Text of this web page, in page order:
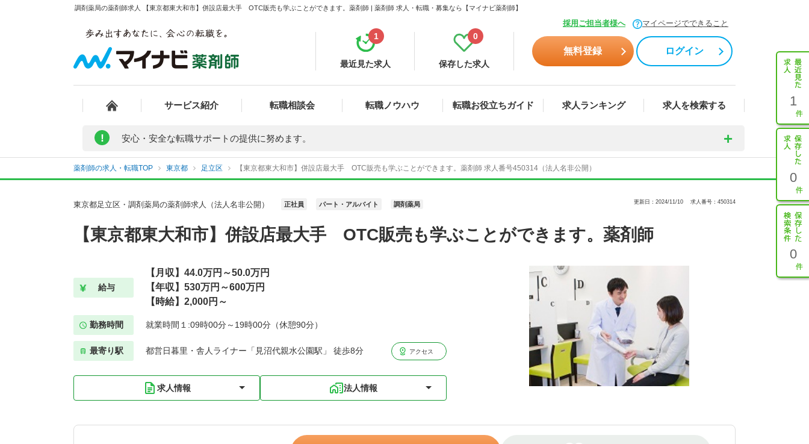
調剤薬局の薬剤師求人 【東京都東大和市】併設店最大手 OTC販売も学ぶことができます。薬剤師 | 薬剤師 求人・転職・募集なら【マイナビ薬剤師】
採用ご担当者様へ マイページでできること
最近見た求人
1
保存した求人
0
無料登録 ログイン
サービス紹介 転職相談会 転職ノウハウ 転職お役立ちガイド 求人ランキング 求人を検索する 1
0
0
! 安心・安全な転職サポートの提供に努めます。
薬剤師の求人・転職TOP 東京都 足立区 【東京都東大和市】併設店最大手 OTC販売も学ぶことができます。薬剤師 求人番号450314（法人名非公開）
東京都足立区・調剤薬局の薬剤師求人（法人名非公開） 正社員 パート・アルバイト 調剤薬局 更新日：2024/11/10 求人番号：450314
【東京都東大和市】併設店最大手 OTC販売も学ぶことができます。薬剤師
給与
【月収】44.0万円～50.0万円
【年収】530万円～600万円
【時給】2,000円～
勤務時間 就業時間１:09時00分～19時00分（休憩90分）
最寄り駅 都営日暮里・舎人ライナー「見沼代親水公園駅」 徒歩8分 アクセス
求人情報 法人情報